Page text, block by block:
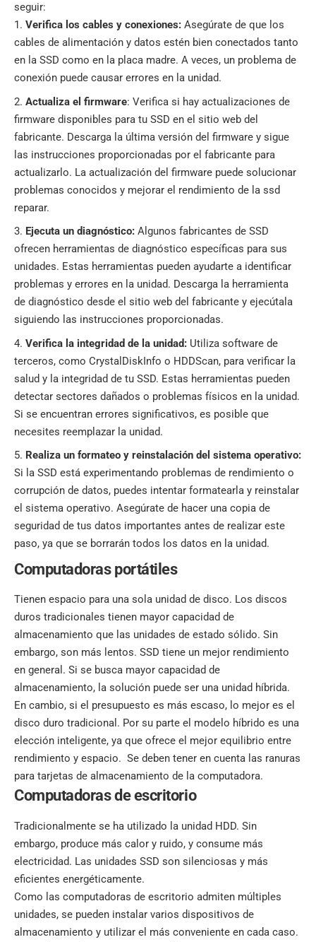
seguir:
Verifica los cables y conexiones: Asegúrate de que los
cables de alimentación y datos estén bien conectados tanto
en la SSD como en la placa madre. A veces, un problema de
conexión puede causar errores en la unidad.
Actualiza el firmware: Verifica si hay actualizaciones de
firmware disponibles para tu SSD en el sitio web del
fabricante. Descarga la última versión del firmware y sigue
las instrucciones proporcionadas por el fabricante para
actualizarlo. La actualización del firmware puede solucionar
problemas conocidos y mejorar el rendimiento de la ssd
reparar.
Ejecuta un diagnóstico: Algunos fabricantes de SSD
ofrecen herramientas de diagnóstico específicas para sus
unidades. Estas herramientas pueden ayudarte a identificar
problemas y errores en la unidad. Descarga la herramienta
de diagnóstico desde el sitio web del fabricante y ejecútala
siguiendo las instrucciones proporcionadas.
Verifica la integridad de la unidad: Utiliza software de
terceros, como CrystalDiskInfo o HDDScan, para verificar la
salud y la integridad de tu SSD. Estas herramientas pueden
detectar sectores dañados o problemas físicos en la unidad.
Si se encuentran errores significativos, es posible que
necesites reemplazar la unidad.
Realiza un formateo y reinstalación del sistema operativo:
Si la SSD está experimentando problemas de rendimiento o
corrupción de datos, puedes intentar formatearla y reinstalar
el sistema operativo. Asegúrate de hacer una copia de
seguridad de tus datos importantes antes de realizar este
paso, ya que se borrarán todos los datos en la unidad.
Computadoras portátiles
Tienen espacio para una sola unidad de disco. Los discos
duros tradicionales tienen mayor capacidad de
almacenamiento que las unidades de estado sólido. Sin
embargo, son más lentos. SSD tiene un mejor rendimiento
en general. Si se busca mayor capacidad de
almacenamiento, la solución puede ser una unidad híbrida.
En cambio, si el presupuesto es más escaso, lo mejor es el
disco duro tradicional. Por su parte el modelo híbrido es una
elección inteligente, ya que ofrece el mejor equilibrio entre
rendimiento y espacio. Se deben tener en cuenta las ranuras
para tarjetas de almacenamiento de la computadora.
Computadoras de escritorio
Tradicionalmente se ha utilizado la unidad HDD. Sin
embargo, produce más calor y ruido, y consume más
electricidad. Las unidades SSD son silenciosas y más
eficientes energéticamente.
Como las computadoras de escritorio admiten múltiples
unidades, se pueden instalar varios dispositivos de
almacenamiento y utilizar el más conveniente en cada caso.